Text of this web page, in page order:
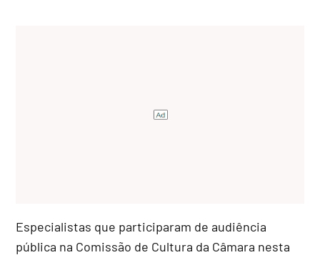
Especialistas que participaram de audiência
pública na Comissão de Cultura da Câmara nesta